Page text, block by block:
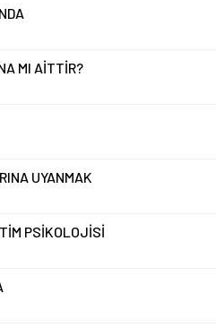
MI AİTTİR?
UYANMAK
PSİKOLOJİSİ